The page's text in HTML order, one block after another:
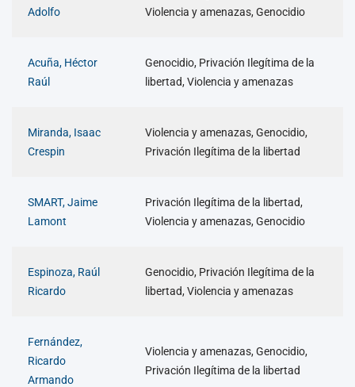
Adolfo
Violencia y amenazas, Genocidio
Acuña, Héctor
Raúl
Genocidio, Privación Ilegítima de la
libertad, Violencia y amenazas
Miranda, Isaac
Crespin
Violencia y amenazas, Genocidio,
Privación Ilegítima de la libertad
SMART, Jaime
Lamont
Privación Ilegítima de la libertad,
Violencia y amenazas, Genocidio
Espinoza, Raúl
Ricardo
Genocidio, Privación Ilegítima de la
libertad, Violencia y amenazas
Fernández,
Ricardo
Armando
Violencia y amenazas, Genocidio,
Privación Ilegítima de la libertad